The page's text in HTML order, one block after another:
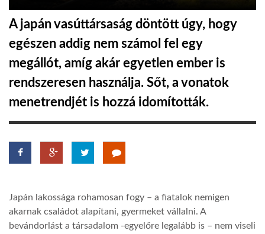
GLOBOTV BP
HÍR3D
TROPICALMAGAZIN
AFRIKA TUDÁSTÁR
A japán vasúttársaság döntött úgy, hogy
egészen addig nem számol fel egy
megállót, amíg akár egyetlen ember is
rendszeresen használja. Sőt, a vonatok
menetrendjét is hozzá idomították.
Japán lakossága rohamosan fogy – a fiatalok nemigen
akarnak családot alapítani, gyermeket vállalni. A
bevándorlást a társadalom -egyelőre legalább is – nem viseli